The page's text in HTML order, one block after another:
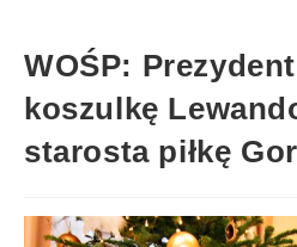
WOŚP:
koszulkę
starosta piłkę